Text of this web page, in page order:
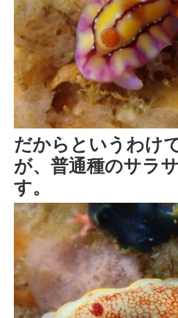
だからというわけ
が、普通種のサラ
す。